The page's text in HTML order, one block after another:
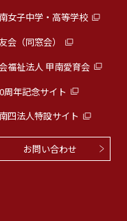
女子中学・高等学校
会（同窓会）
福祉法人 甲南愛育会
周年記念サイト
四法人特設サイト
お問い合わせ